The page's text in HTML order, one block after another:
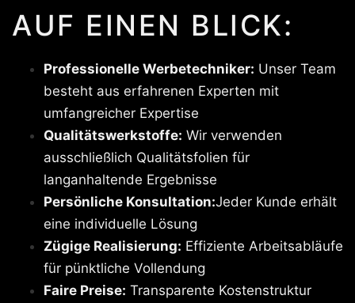
AUF EINEN BLICK:
Professionelle Werbetechniker: Unser Team
besteht aus erfahrenen Experten mit
umfangreicher Expertise
Qualitätswerkstoffe: Wir verwenden
ausschließlich Qualitätsfolien für
langanhaltende Ergebnisse
Persönliche Konsultation:Jeder Kunde erhält
eine individuelle Lösung
Zügige Realisierung: Effiziente Arbeitsabläufe
für pünktliche Vollendung
Faire Preise: Transparente Kostenstruktur